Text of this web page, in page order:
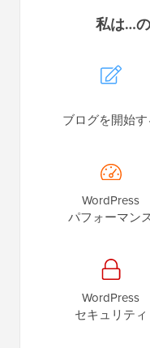
私は…
ブログを開始す
WordPress
パフォーマン
WordPress
セキュリティ